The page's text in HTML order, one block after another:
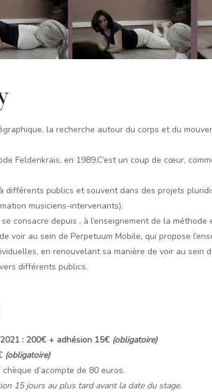
la recherche autour du corps et du
Feldenkrais, en 1989.C’est un coup de cœur,
publics et souvent dans des projets
musiciens-intervenants).
consacre depuis , à l’enseignement de la
voir au sein de Perpetuum Mobile, qui propose
en renouvelant sa manière de voir au sein
différents publics.
: 200€ + adhésion 15€ (obligatoire)
(obligatoire)
d’acompte de 80 euros.
15 jours au plus tard avant la date du stage.